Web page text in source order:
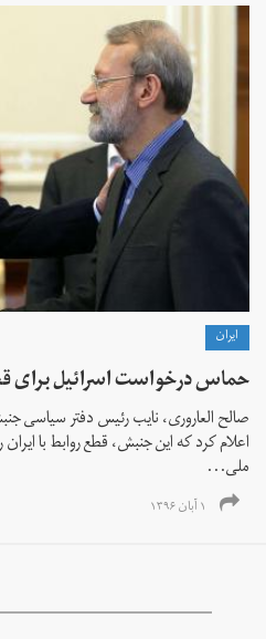
ايران
حماس درخواست اسرائیل برای
اعلام کرد که این جنبش، قطع روابط با
ملی...
۱ آبان ۱۳۹۶